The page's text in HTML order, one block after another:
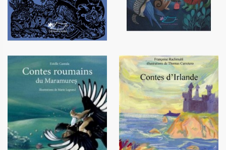
Contes roumains du
Maramures
14,90 €
Contes d'Irlande
12,20 €